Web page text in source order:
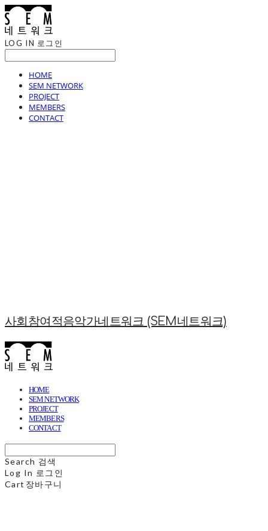
LOG IN 로그인
HOME
SEM NETWORK
PROJECT
MEMBERS
CONTACT
사회참여적음악가네트워크 (SEM네트워크)
HOME
SEM NETWORK
PROJECT
MEMBERS
CONTACT
Search 검색
Log In 로그인
Cart 장바구니